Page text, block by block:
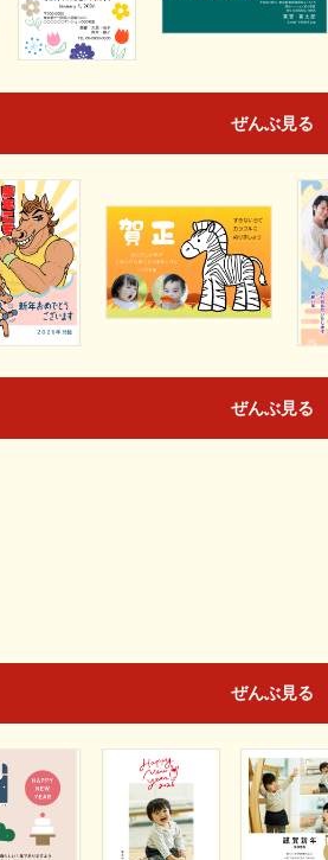
ぜんぶ見る
ぜんぶ見る
ぜんぶ見る